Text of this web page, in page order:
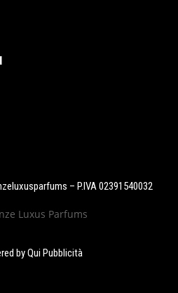
– P.IVA 02391540032
byQui Pubblicità